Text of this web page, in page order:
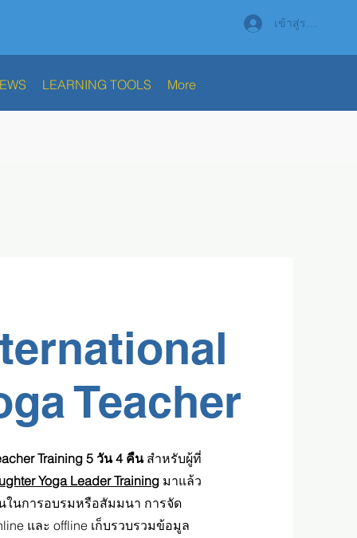
เข้าสู่ระบบ
LEARNING TOOLS More
Teacher
Training 5 วัน 4 คืน สำหรับผู้ที่
Yoga Leader Training มาแล้ว
ในการอบรมหรือสัมมนา การจัด
และ offline เก็บรวบรวมข้อมูล